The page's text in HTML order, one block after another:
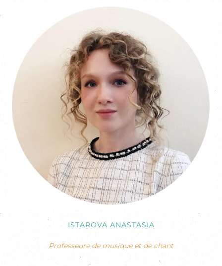
ISTAROVA ANASTASIA
Professeure de musique et de chant